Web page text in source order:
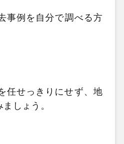
事例を自分で調べる方
任せっきりにせず、地
しょう。